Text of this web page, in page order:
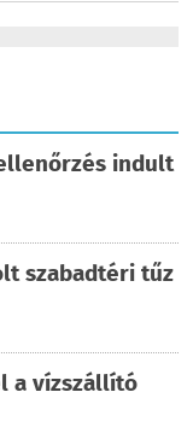
indult
szabadtéri tűz
a vízszállító